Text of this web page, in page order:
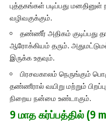
புத்தகங்கள் படிப்பது
வழிவகுக்கும்.
தண்ணீர் அதிகம் குடிப்பது
ஆரோக்கியம் தரும்.
இருக்க உதவும்.
பிரசவகாலம் நெருங்கும்
தண்ணீரால் வயிறு மற்றும்
நிறைய நன்மை உண்டாகும்.
9 மாத கர்ப்பத்தில் (9